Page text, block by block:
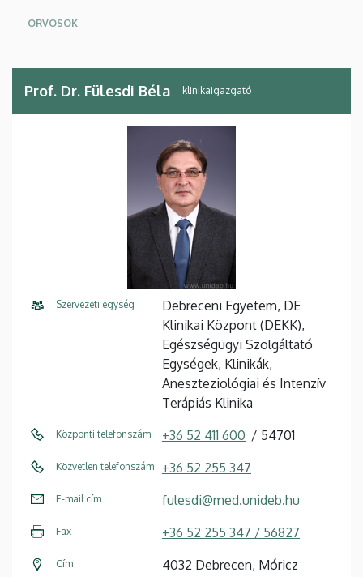
ORVOSOK
Prof. Dr. Fülesdi Béla klinikaigazgató
Szervezeti egység
Debreceni Egyetem, DE
Klinikai Központ (DEKK),
Egészségügyi Szolgáltató
Egységek, Klinikák,
Aneszteziológiai és Intenzív
Terápiás Klinika
Központi telefonszám +36 52 411 600 54701
Közvetlen telefonszám +36 52 255 347
E-mail cím fulesdi@med.unideb.hu
Fax +36 52 255 347 / 56827
Cím
4032 Debrecen, Móricz